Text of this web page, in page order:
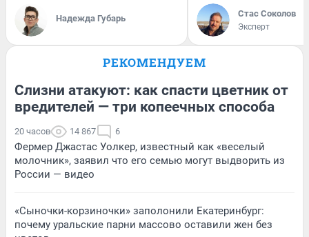
Надежда Губарь Стас Соколов
Эксперт
РЕКОМЕНДУЕМ
Слизни атакуют: как спасти цветник от
вредителей — три копеечных способа
20 часов 14 867 6
Фермер Джастас Уолкер, известный как «веселый
молочник», заявил что его семью могут выдворить из
России — видео
«Сыночки-корзиночки» заполонили Екатеринбург:
почему уральские парни массово оставили жен без